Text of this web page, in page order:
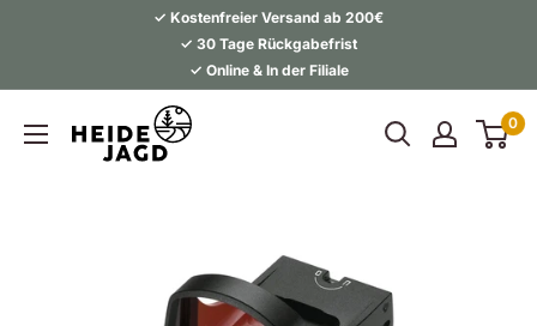
✓ Kostenfreier Versand ab 200€
✓ 30 Tage Rückgabefrist
✓ Online & In der Filiale
0